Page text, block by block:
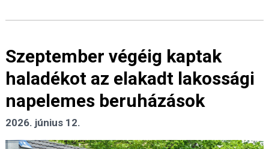
Szeptember végéig kaptak
haladékot az elakadt lakossági
napelemes beruházások
2026. június 12.